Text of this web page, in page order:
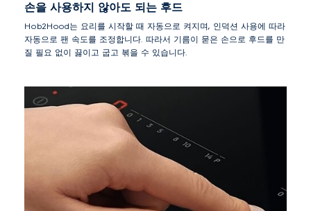
손을 사용하지 않아도 되는 후드
Hob2Hood는 요리를 시작할 때 자동으로 켜지며, 인덕션 사용에 따라
자동으로 팬 속도를 조정합니다. 따라서 기름이 묻은 손으로 후드를 만
질 필요 없이 끓이고 굽고 볶을 수 있습니다.